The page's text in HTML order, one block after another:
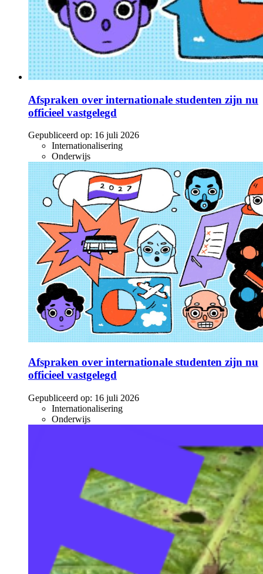
Afspraken over internationale studenten zijn nu
officieel vastgelegd
Gepubliceerd op: 16 juli 2026
Internationalisering
Onderwijs
Afspraken over internationale studenten zijn nu
officieel vastgelegd
Gepubliceerd op: 16 juli 2026
Internationalisering
Onderwijs